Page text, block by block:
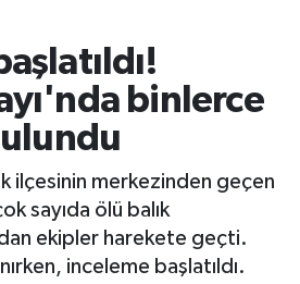
binlerce
ilçesinin merkezinden geçen
sayıda ölü balık
ekipler harekete geçti.
inceleme başlatıldı.